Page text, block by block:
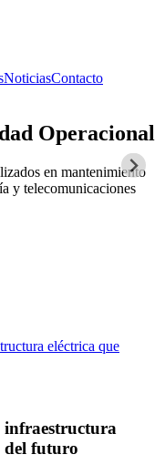
NoticiasContacto
Operacional
en mantenimiento
y telecomunicaciones
del futuro